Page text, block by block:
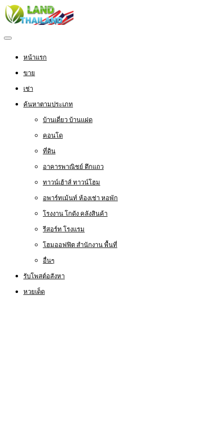
หน้าแรก
ขาย
เช่า
ค้นหาตามประเภท
บ้านเดี่ยว บ้านแฝด
คอนโด
ที่ดิน
อาคารพาณิชย์ ตึกแถว
ทาวน์เฮ้าส์ ทาวน์โฮม
อพาร์ทเม้นท์ ห้องเช่า หอพัก
โรงงาน โกดัง คลังสินค้า
รีสอร์ท โรงแรม
โฮมออฟฟิต สำนักงาน พื้นที่
อื่นๆ
รับโพสต์อสังหา
หวยเด็ด